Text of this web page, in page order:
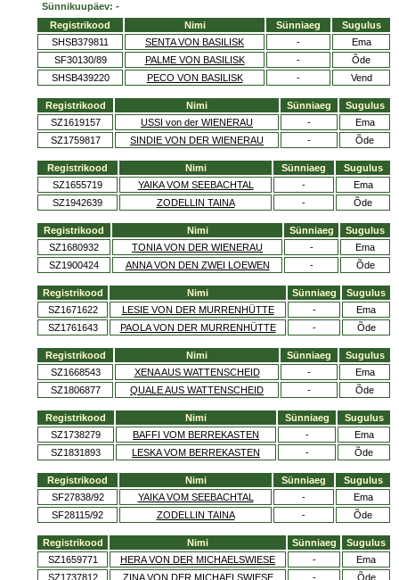
Sünnikuupäev: -
Registrikood
Nimi Sünniaeg
Sugulus
SHSB379811
SENTA VON BASILISK -
Ema
SF30130/89
PALME VON BASILISK -
Õde
SHSB439220
PECO VON BASILISK - Vend
Registrikood Nimi Sünniaeg
Sugulus
SZ1619157
USSI von der WIENERAU -
Ema
SZ1759817
SINDIE VON DER WIENERAU - Õde
Registrikood Nimi Sünniaeg
Sugulus
SZ1655719
YAIKA VOM SEEBACHTAL -
Ema
SZ1942639
ZODELLIN TAINA - Õde
Registrikood Nimi Sünniaeg
Sugulus
SZ1680932
TONIA VON DER WIENERAU -
Ema
SZ1900424
ANNA VON DEN ZWEI LOEWEN - Õde
Registrikood Nimi Sünniaeg
Sugulus
SZ1671622
LESIE VON DER MURRENHÜTTE -
Ema
SZ1761643
PAOLA VON DER MURRENHÜTTE - Õde
Registrikood Nimi Sünniaeg
Sugulus
SZ1668543
XENA AUS WATTENSCHEID -
Ema
SZ1806877
QUALE AUS WATTENSCHEID - Õde
Registrikood Nimi Sünniaeg
Sugulus
SZ1738279
BAFFI VOM BERREKASTEN -
Ema
SZ1831893
LESKA VOM BERREKASTEN - Õde
Registrikood Nimi Sünniaeg
Sugulus
SF27838/92
YAIKA VOM SEEBACHTAL -
Ema
SF28115/92
ZODELLIN TAINA - Õde
Registrikood Nimi Sünniaeg
Sugulus
SZ1659771
HERA VON DER MICHAELSWIESE -
Ema
SZ1737812
ZINA VON DER MICHAELSWIESE - Õde